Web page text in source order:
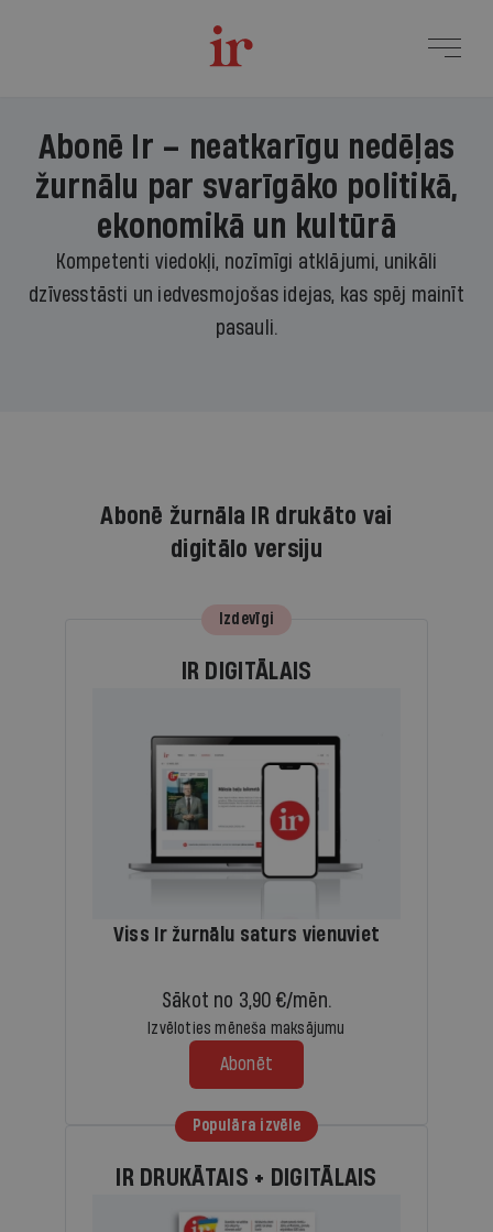
Abonē Ir – neatkarīgu nedēļas
žurnālu par svarīgāko politikā,
ekonomikā un kultūrā
Kompetenti viedokļi, nozīmīgi atklājumi, unikāli
dzīvesstāsti un iedvesmojošas idejas, kas spēj mainīt
pasauli.
Abonē žurnāla IR drukāto vai
digitālo versiju
Izdevīgi
IR DIGITĀLAIS
Viss Ir žurnālu saturs vienuviet
Sākot no 3,90 €/mēn.
Izvēloties mēneša maksājumu
Abonēt
Populāra izvēle
IR DRUKĀTAIS + DIGITĀLAIS